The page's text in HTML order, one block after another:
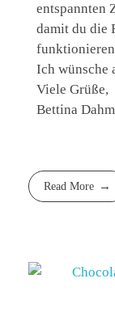
entspannten
damit du die
Ich wünsche
Viele Grüße,
Bettina
Read More